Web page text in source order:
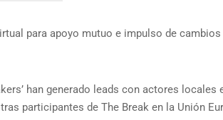
para apoyo mutuo e impulso de
han generado leads con actores locales
participantes de The Break en la Unión